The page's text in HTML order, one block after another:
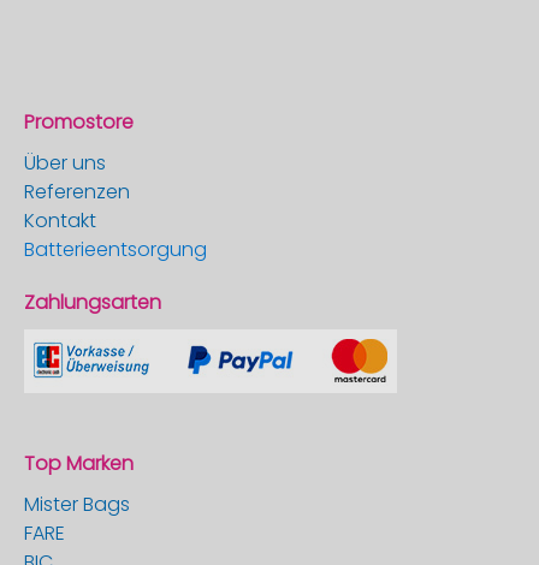
Promostore
Über uns
Referenzen
Kontakt
Batterieentsorgung
Zahlungsarten
Top Marken
Mister Bags
FARE